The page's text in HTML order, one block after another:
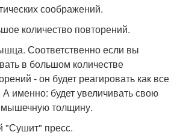
соображений.
количество повторений.
Соответственно если вы
в большом количестве
- он будет реагировать как все
именно: будет увеличивать свою
мышечную толщину.
"Сушит" пресс.